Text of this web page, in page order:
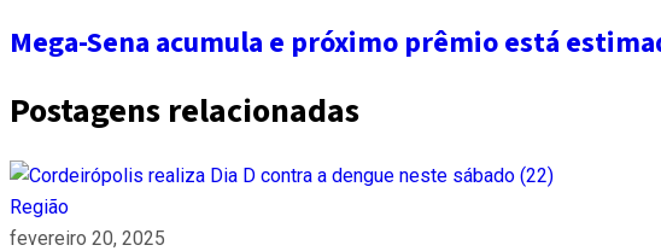
Mega-Sena acumula e próximo prêmio está
Postagens relacionadas
Região
fevereiro 20, 2025